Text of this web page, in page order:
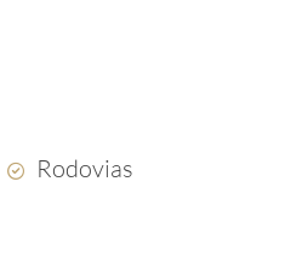
Rodovias